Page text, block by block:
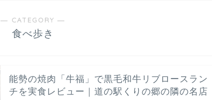
― CATEGORY ―
食べ歩き
能勢の焼肉「牛福」で黒毛和牛リブロースラン
チを実食レビュー｜道の駅くりの郷の隣の名店